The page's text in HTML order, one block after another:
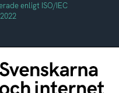
enligt ISO/IEC
och internet
årlig studie av svenska folkets